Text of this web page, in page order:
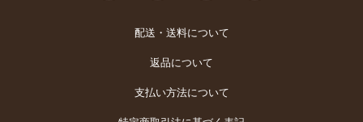
配送・送料について
返品について
支払い方法について